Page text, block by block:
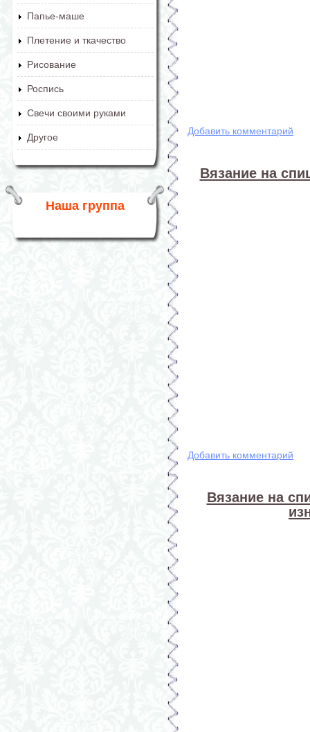
Папье-маше
Плетение и ткачество
Рисование
Роспись
Свечи своими руками
Другое
Наша группа
Добавить комментарий
Вязание на
Добавить комментарий
Вязание на